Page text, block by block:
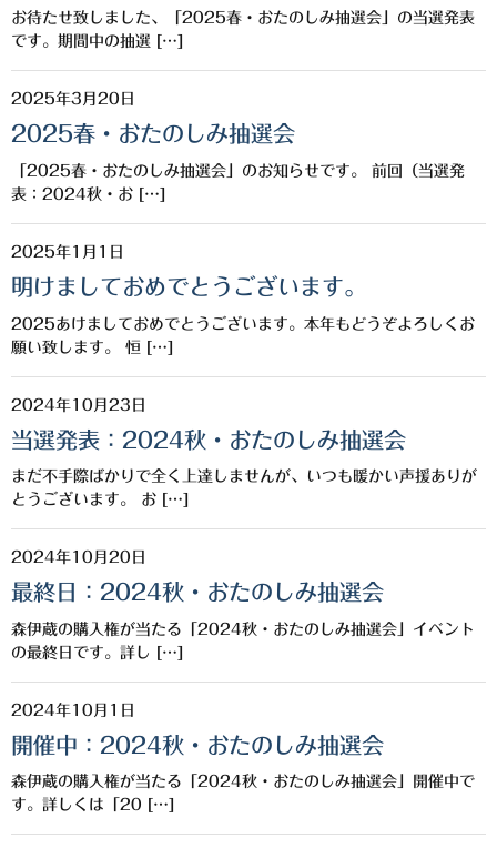
京屋酒造
雲海酒造
特定商取引法の表記
お待たせ致しました、「2025春・おたのしみ抽選会」の当選発表
です。期間中の抽選 […]
2025年3月20日
2025春・おたのしみ抽選会
「2025春・おたのしみ抽選会」のお知らせです。 前回（当選発
表：2024秋・お […]
2025年1月1日
明けましておめでとうございます。
2025あけましておめでとうございます。本年もどうぞよろしくお
願い致します。 恒 […]
2024年10月23日
当選発表：2024秋・おたのしみ抽選会
まだ不手際ばかりで全く上達しませんが、いつも暖かい声援ありが
とうございます。 お […]
2024年10月20日
最終日：2024秋・おたのしみ抽選会
森伊蔵の購入権が当たる「2024秋・おたのしみ抽選会」イベント
の最終日です。詳し […]
2024年10月1日
開催中：2024秋・おたのしみ抽選会
森伊蔵の購入権が当たる「2024秋・おたのしみ抽選会」開催中で
す。詳しくは「20 […]